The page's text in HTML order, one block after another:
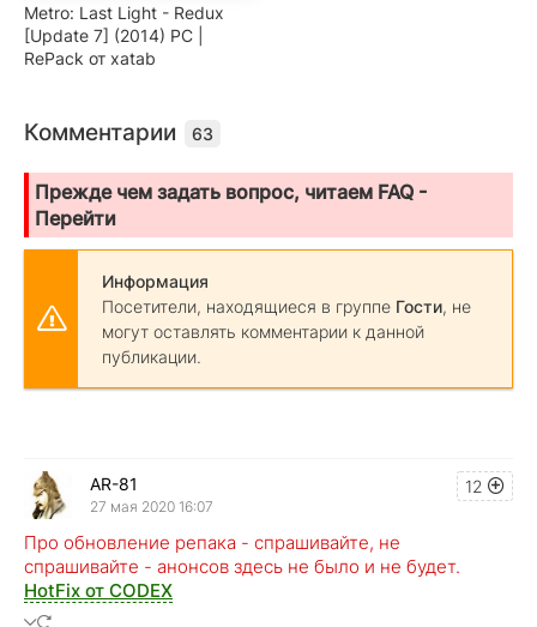
Metro: Last Light - Redux
[Update 7] (2014) PC |
RePack от xatab
Комментарии 63
Прежде чем задать вопрос, читаем FAQ -
Перейти
Информация
Посетители, находящиеся в группе Гости, не
могут оставлять комментарии к данной
публикации.
12
AR-81
27 мая 2020 16:07
Про обновление репака - спрашивайте, не
спрашивайте - анонсов здесь не было и не будет.
HotFix от CODEX